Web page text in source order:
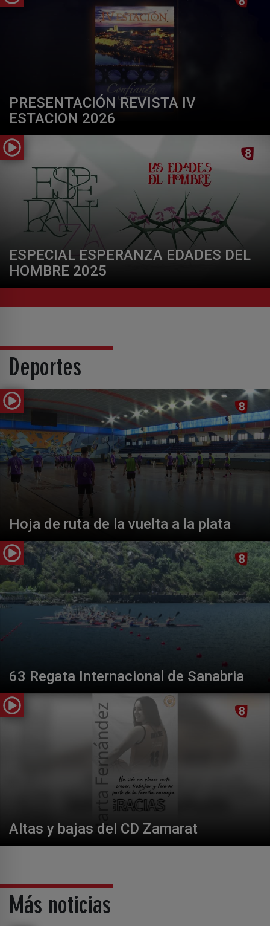
PRESENTACIÓN REVISTA IV
ESTACION 2026
ESPECIAL ESPERANZA EDADES DEL
HOMBRE 2025
Deportes
Hoja de ruta de la vuelta a la plata
63 Regata Internacional de Sanabria
Altas y bajas del CD Zamarat
Más noticias